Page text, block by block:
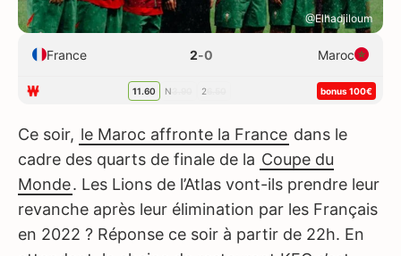
@Elhadjiloum
France 2-0 Maroc
11.60 N 2 bonus 100€
Ce soir, le Maroc affronte la France dans le
cadre des quarts de finale de la Coupe du
Monde. Les Lions de l’Atlas vont-ils prendre leur
revanche après leur élimination par les Français
en 2022 ? Réponse ce soir à partir de 22h. En